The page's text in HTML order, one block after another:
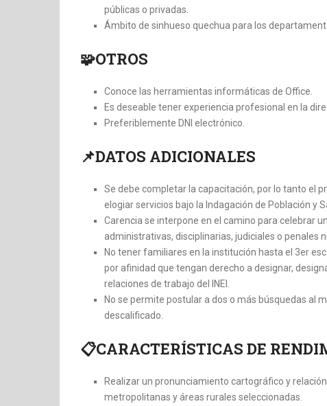
públicas o privadas.
Ámbito de sinhueso quechua para los
🧩OTROS
Conoce las herramientas informáticas de Office.
Es deseable tener experiencia profesional en la
Preferiblemente DNI electrónico.
📌DATOS ADICIONALES
Se debe completar la capacitación, por lo tanto el
elogiar servicios bajo la Indagación de Población y
Carencia se interpone en el camino para celebrar
administrativas, disciplinarias, judiciales o penales
No tener familiares en la institución hasta el 3er
por afinidad que tengan derecho a designar,
relaciones de trabajo del INEI.
No se permite postular a dos o más búsquedas al
descalificado.
📋CARACTERÍSTICAS DE
Realizar un pronunciamiento cartográfico y
metropolitanas y áreas rurales seleccionadas.